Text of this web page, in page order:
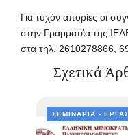
Για τυχόν απορίες οι
στην Γραμματέα της
στα τηλ. 2610278866,
Σχετικά
ΣΕΜΙΝΆΡΙΑ -